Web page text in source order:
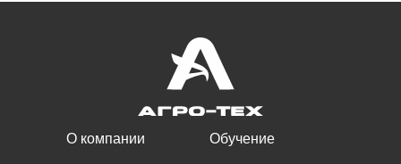
О компании Обучение